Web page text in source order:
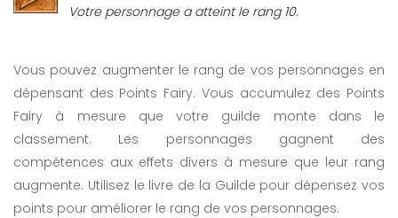
Votre personnage a atteint le rang 10.
Vous pouvez augmenter le rang de vos personnages en
dépensant des Points Fairy. Vous accumulez des Points
Fairy à mesure que votre guilde monte dans le
classement. Les personnages gagnent des
compétences aux effets divers à mesure que leur rang
augmente. Utilisez le livre de la Guilde pour dépensez vos
points pour améliorer le rang de vos personnages.